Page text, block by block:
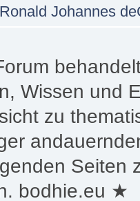
bodhie.eu ★
Wissen und
zu
Seiten